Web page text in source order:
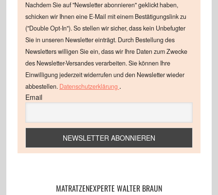
Nachdem Sie auf "Newsletter abonnieren" geklickt haben,
schicken wir Ihnen eine E-Mail mit einem Bestätigungslink zu
("Double Opt-In"). So stellen wir sicher, dass kein Unbefugter
Sie in unseren Newsletter einträgt. Durch Bestellung des
Newsletters willigen Sie ein, dass wir Ihre Daten zum Zwecke
des Newsletter-Versandes verarbeiten. Sie können Ihre
Einwilligung jederzeit widerrufen und den Newsletter wieder
abbestellen. Datenschutzerklärung .
Email
MATRATZENEXPERTE WALTER BRAUN